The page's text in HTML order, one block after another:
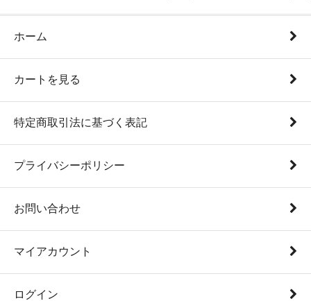
ホーム
カートを見る
特定商取引法に基づく表記
プライバシーポリシー
お問い合わせ
マイアカウント
ログイン